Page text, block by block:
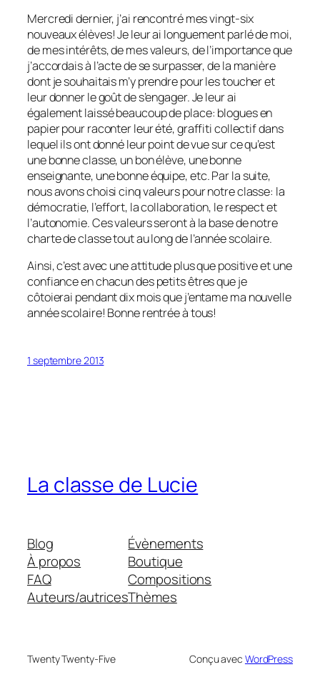
Mercredi dernier, j’ai rencontré mes vingt-six
nouveaux élèves! Je leur ai longuement parlé de moi,
de mes intérêts, de mes valeurs, de l’importance que
j’accordais à l’acte de se surpasser, de la manière
dont je souhaitais m’y prendre pour les toucher et
leur donner le goût de s’engager. Je leur ai
également laissé beaucoup de place: blogues en
papier pour raconter leur été, graffiti collectif dans
lequel ils ont donné leur point de vue sur ce qu’est
une bonne classe, un bon élève, une bonne
enseignante, une bonne équipe, etc. Par la suite,
nous avons choisi cinq valeurs pour notre classe: la
démocratie, l’effort, la collaboration, le respect et
l’autonomie. Ces valeurs seront à la base de notre
charte de classe tout au long de l’année scolaire.
Ainsi, c’est avec une attitude plus que positive et une
confiance en chacun des petits êtres que je
côtoierai pendant dix mois que j’entame ma nouvelle
année scolaire! Bonne rentrée à tous!
1 septembre 2013
La classe de Lucie
Blog
À propos
FAQ
Auteurs/autrices
Évènements
Boutique
Compositions
Thèmes
Twenty Twenty-Five Conçu avec WordPress